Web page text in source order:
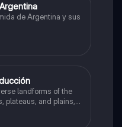
de Argentina y sus
landforms of the
plateaus, and plains,
and